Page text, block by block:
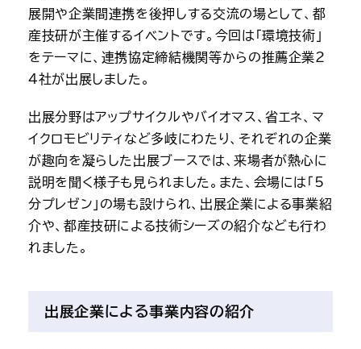
展開や企業間連携を後押しする交流の場として、都
産技研が主催するイベントです。今回は「環境技術」
をテーマに、連携協定締結機関等からの推薦企業2
4社が出展しました。
出展分野はアップサイクルやバイオマス、省エネ、マ
イクロモビリティなど多岐にわたり、それぞれの企業
が趣向を凝らした出展ブースでは、来場者が熱心に
説明を聞く様子も見られました。また、会場には「5
分プレゼン」の場も設けられ、出展企業による事業紹
介や、都産技研による技術シーズの紹介なども行わ
れました。
出展企業による事業内容の紹介